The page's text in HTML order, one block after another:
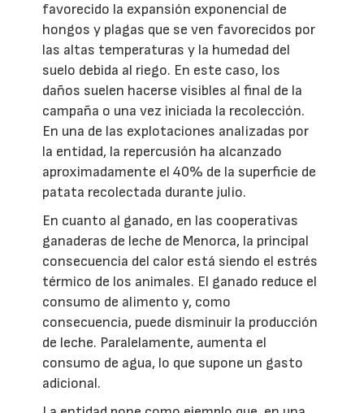
favorecido la expansión exponencial de
hongos y plagas que se ven favorecidos por
las altas temperaturas y la humedad del
suelo debida al riego. En este caso, los
daños suelen hacerse visibles al final de la
campaña o una vez iniciada la recolección.
En una de las explotaciones analizadas por
la entidad, la repercusión ha alcanzado
aproximadamente el 40% de la superficie de
patata recolectada durante julio.
En cuanto al ganado, en las cooperativas
ganaderas de leche de Menorca, la principal
consecuencia del calor está siendo el estrés
térmico de los animales. El ganado reduce el
consumo de alimento y, como
consecuencia, puede disminuir la producción
de leche. Paralelamente, aumenta el
consumo de agua, lo que supone un gasto
adicional.